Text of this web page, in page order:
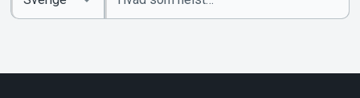
søgeord
Country